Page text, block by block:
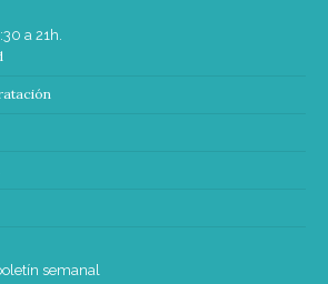
a 21h.
semanal